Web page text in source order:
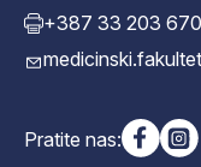
+387 33 203 670
Pratite nas: